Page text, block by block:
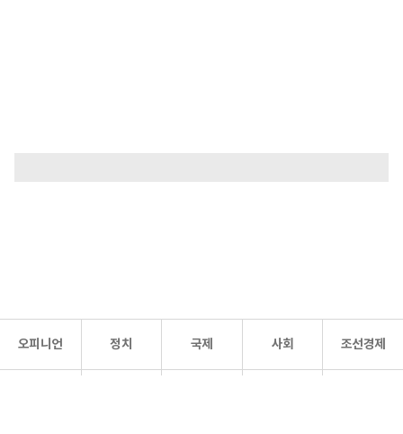
오피니언 정치 국제 사회 조선경제